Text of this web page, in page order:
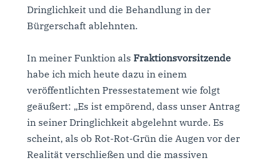
Dringlichkeit und die Behandlung in der
Bürgerschaft ablehnten.
In meiner Funktion als Fraktionsvorsitzende
habe ich mich heute dazu in einem
veröffentlichten Pressestatement wie folgt
geäußert: „Es ist empörend, dass unser Antrag
in seiner Dringlichkeit abgelehnt wurde. Es
scheint, als ob Rot-Rot-Grün die Augen vor der
Realität verschließen und die massiven